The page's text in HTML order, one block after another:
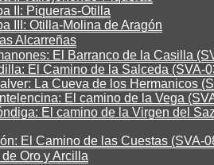
II: Piqueras-Otilla
III: Otilla-Molina de Aragón
Alcarreñas
El Barranco de la Casilla
El Camino de la Salceda (SVA-
La Cueva de los Hermanicos
El camino de la Vega
El camino de la Virgen del
El Camino de las Cuestas (SVA-
Oro y Arcilla